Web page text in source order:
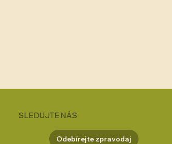
SLEDUJTE NÁS
Odebírejte zpravodaj